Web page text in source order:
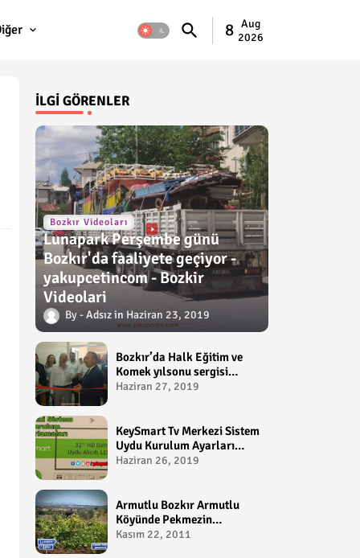
8 Aug
2026
İLGI GÖRENLER
Bozkır Videoları
Lunapark Perşembe günü
Bozkır'da faaliyete geçiyor -
yakupcetincom - Bozkir
Videolari
Adsız Haziran 23, 2019
Bozkır’da Halk Eğitim ve
Komek yılsonu sergisi
gerçekleştirildi-
Haziran 27, 2019
KeySmart Tv Merkezi Sistem
Uydu Kurulum Ayarları
Video anlatım -
Haziran 26, 2019
Armutlu Bozkır Armutlu
Köyünde Pekmezin
Hikayesi:Gezen Bilir Kontv
Kasım 22, 2011